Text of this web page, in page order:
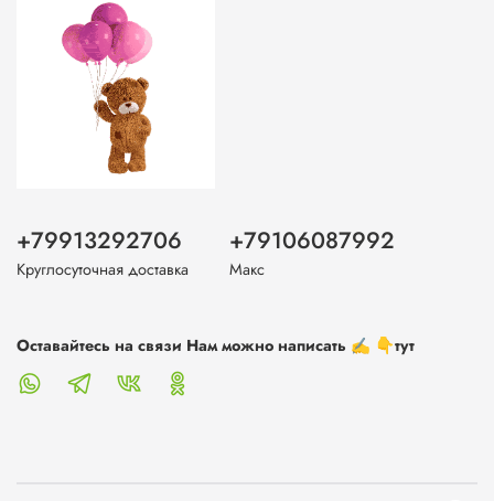
+79913292706
Круглосуточная доставка
+79106087992
Макс
Оставайтесь на связи Нам можно написать ✍️ 👇тут